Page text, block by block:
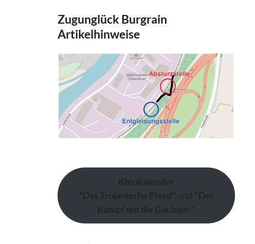
Zugunglück Burgrain
Artikelhinweise
Kinokalender
"Das Trojanische Pferd" und "Der
Kampf um die Gäubahn"